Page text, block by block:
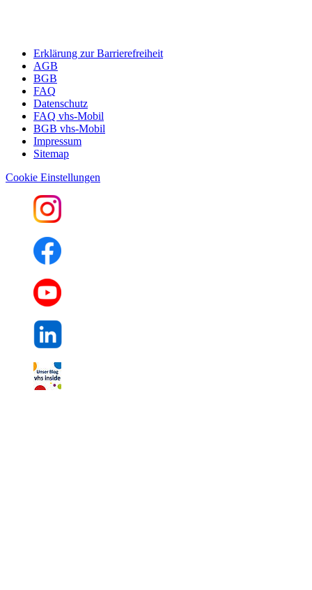
Erklärung zur Barrierefreiheit
AGB
BGB
FAQ
Datenschutz
FAQ vhs-Mobil
BGB vhs-Mobil
Impressum
Sitemap
Cookie Einstellungen